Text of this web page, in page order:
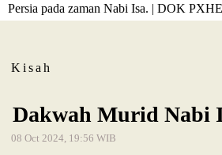
Persia pada zaman Nabi Isa. | DOK
Kisah
Dakwah Murid Nabi
08 Oct 2024, 19:56 WIB